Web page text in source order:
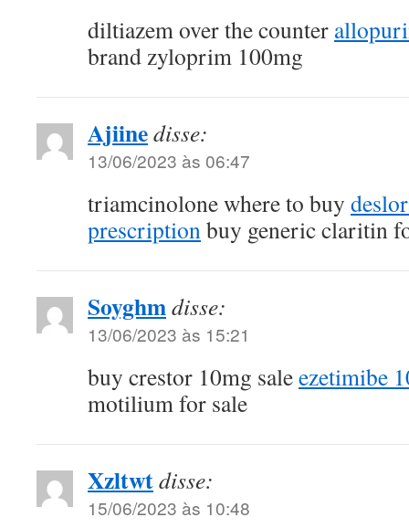
diltiazem over the counter
brand zyloprim 100mg
Ajiinedisse:
13/06/2023 às 06:47
triamcinolone where to buy
prescriptionbuy generic claritin
Soyghmdisse:
13/06/2023 às 15:21
buy crestor 10mg saleezetimibe
motilium for sale
Xzltwtdisse:
15/06/2023 às 10:48